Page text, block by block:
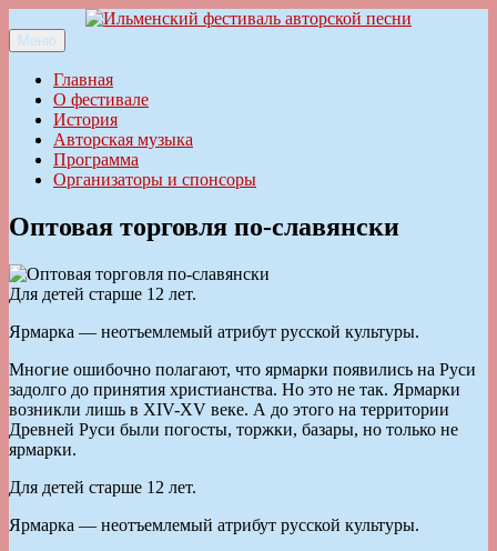
к
содержимому
Ильменский фестиваль авторской песни
Меню
Главная
О фестивале
История
Авторская музыка
Программа
Организаторы и спонсоры
Оптовая торговля по-славянски
Для детей старше 12 лет.
Ярмарка — неотъемлемый атрибут русской культуры.
Многие ошибочно полагают, что ярмарки появились на Руси
задолго до принятия христианства. Но это не так. Ярмарки
возникли лишь в XIV-XV веке. А до этого на территории
Древней Руси были погосты, торжки, базары, но только не
ярмарки.
Для детей старше 12 лет.
Ярмарка — неотъемлемый атрибут русской культуры.